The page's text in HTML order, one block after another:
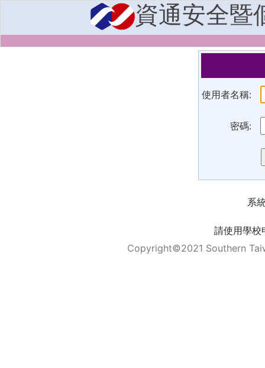
資通安全暨
使用者名稱:
密碼:
系
請使用學校
Copyright©2021 Southern